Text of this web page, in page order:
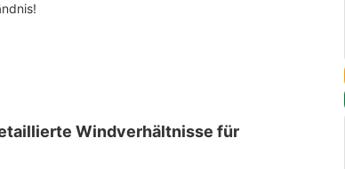
Windverhältnisse für